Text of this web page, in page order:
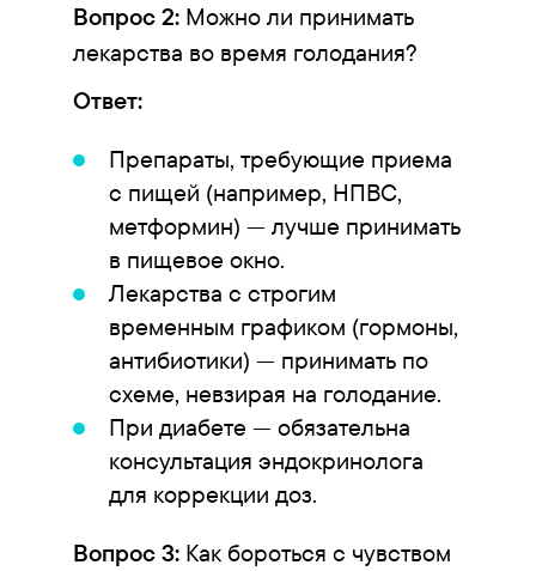
Вопрос 2:Можно ли принимать
лекарства во время голодания?
Ответ:
Препараты, требующие приема
с пищей (например, НПВС,
метформин) — лучше принимать
в пищевое окно.
Лекарства с строгим
временным графиком (гормоны,
антибиотики) — принимать по
схеме, невзирая на голодание.
При диабете — обязательна
консультация эндокринолога
для коррекции доз.
Вопрос 3:Как бороться с чувством